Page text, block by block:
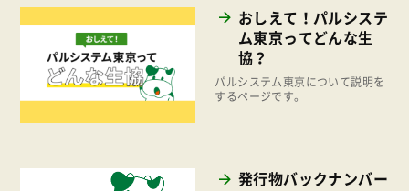
環境
地域コミュニティ
組合員活動
平和と国際連帯
お米の出前授業
2023年
2022年
2021年
2020年
おしえて！パルシステ
ム東京ってどんな生
協？
パルシステム東京について説明を
するページです。
発行物バックナンバー